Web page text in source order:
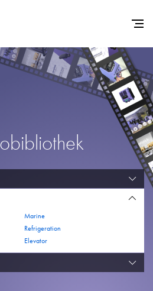
Marine
Refrigeration
Elevator
Startseite
Frequenzumrichter
Nachhaltigkeit